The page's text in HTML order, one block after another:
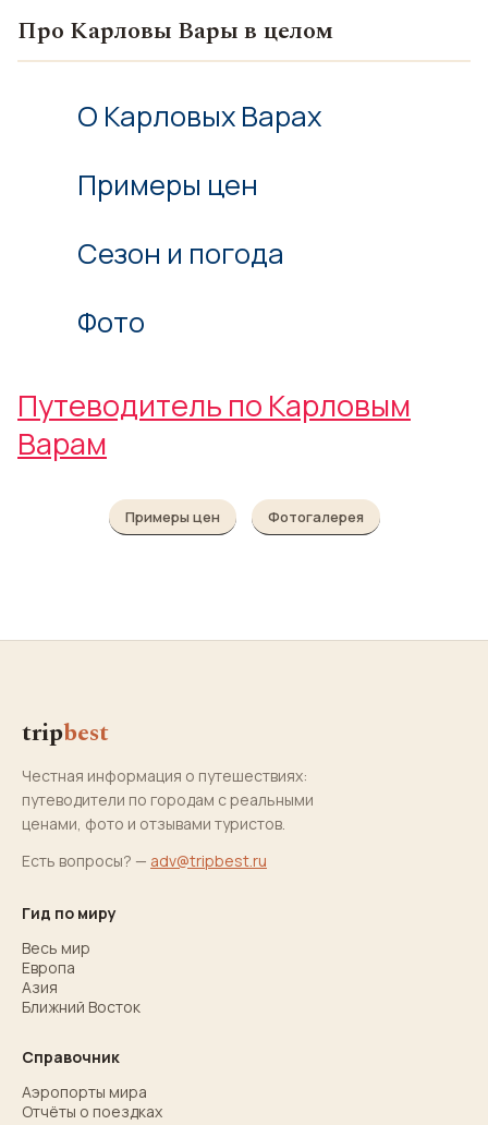
Про Карловы Вары в целом
О Карловых Варах
Примеры цен
Сезон и погода
Фото
Путеводитель по Карловым
Варам
Примеры цен Фотогалерея
tripbest
Честная информация о путешествиях:
путеводители по городам с реальными
ценами, фото и отзывами туристов.
Есть вопросы? — adv@tripbest.ru
Гид по миру
Весь мир
Европа
Азия
Ближний Восток
Справочник
Аэропорты мира
Отчёты о поездках